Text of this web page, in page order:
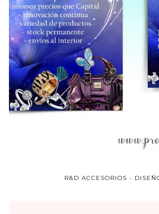
R&D ACCESORIOS -